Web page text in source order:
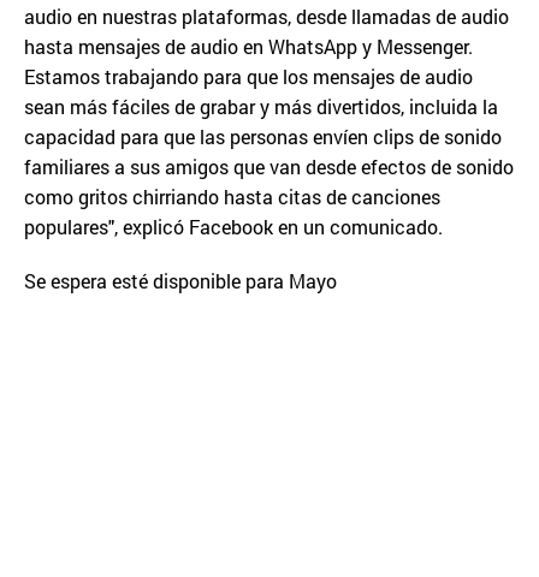
audio en nuestras plataformas, desde llamadas de audio
hasta mensajes de audio en WhatsApp y Messenger.
Estamos trabajando para que los mensajes de audio
sean más fáciles de grabar y más divertidos, incluida la
capacidad para que las personas envíen clips de sonido
familiares a sus amigos que van desde efectos de sonido
como gritos chirriando hasta citas de canciones
populares", explicó Facebook en un comunicado.
Se espera esté disponible para Mayo